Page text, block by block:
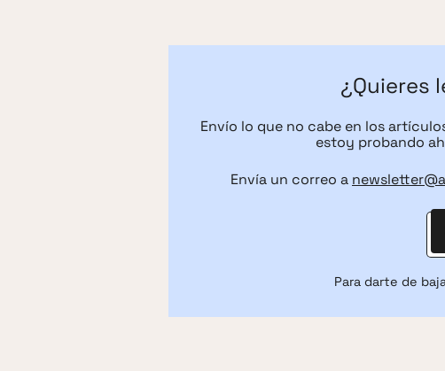
¿Quieres
Envío lo que no cabe en los
estoy probando
Envía un correo a
Para darte de